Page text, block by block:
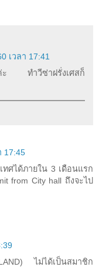
เวลา 17:41
นค่ะ ทำวีซ่าฝรั่งเศสก็
17:45
ทศได้ภายใน 3 เดือนแรก
from City hall ถึงจะไป
ไม่ได้เป็นสมาชิก